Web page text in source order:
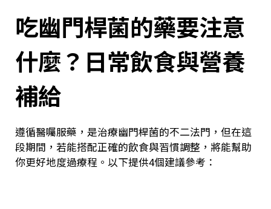
吃幽門桿菌的藥要注意
什麼？日常飲食與營養
補給
遵循醫囑服藥，是治療幽門桿菌的不二法門，但在這
段期間，若能搭配正確的飲食與習慣調整，將能幫助
你更好地度過療程。以下提供4個建議參考：